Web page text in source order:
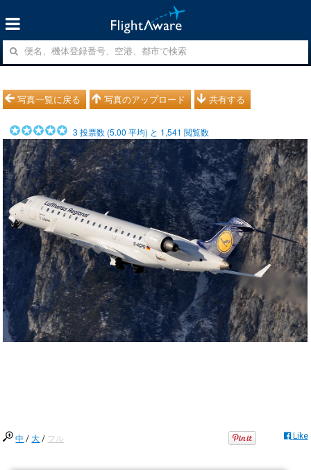
写真一覧に戻る 写真のアップロード 共有する
3 投票数 (5.00 平均) と 1,541 閲覧数
中 /大 / フル Like